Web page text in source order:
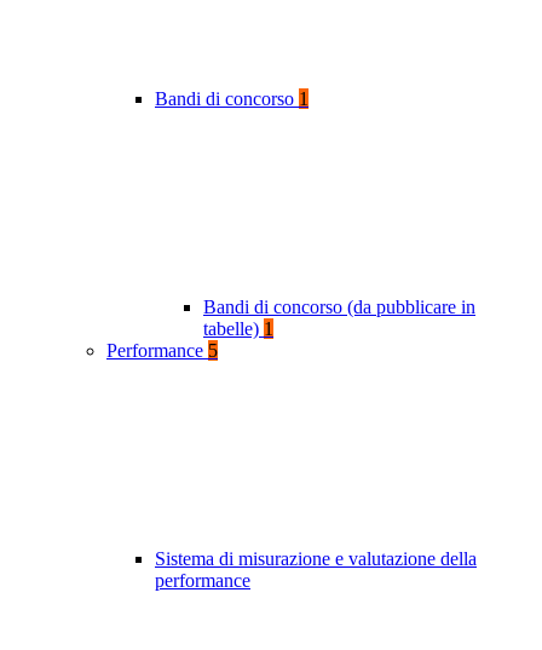
Bandi di concorso 1
Bandi di concorso (da pubblicare in
tabelle) 1
Performance 5
Sistema di misurazione e valutazione della
performance